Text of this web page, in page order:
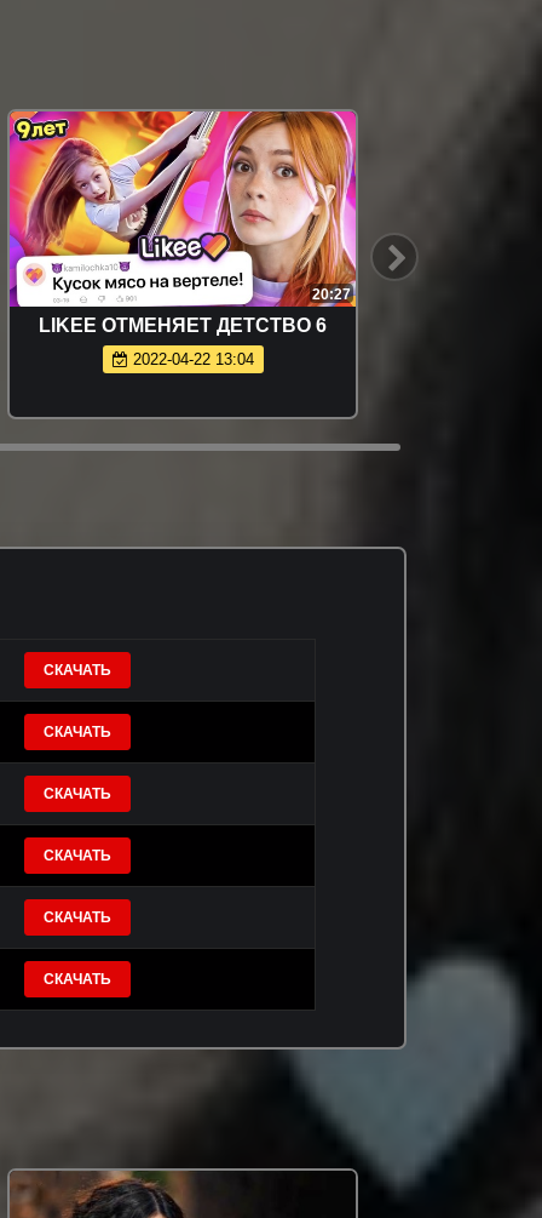
20:27
LIKEE ОТМЕНЯЕТ ДЕТСТВО 6
2022-04-22 13:04
СКАЧАТЬ
СКАЧАТЬ
СКАЧАТЬ
СКАЧАТЬ
СКАЧАТЬ
СКАЧАТЬ